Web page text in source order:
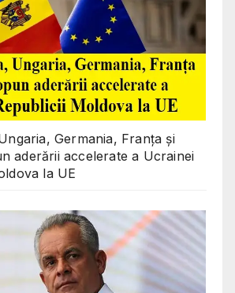
Germania, Franța și
aderării accelerate a Ucrainei
la UE